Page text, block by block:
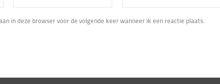
in deze browser voor de volgende keer wanneer ik een reactie plaats.